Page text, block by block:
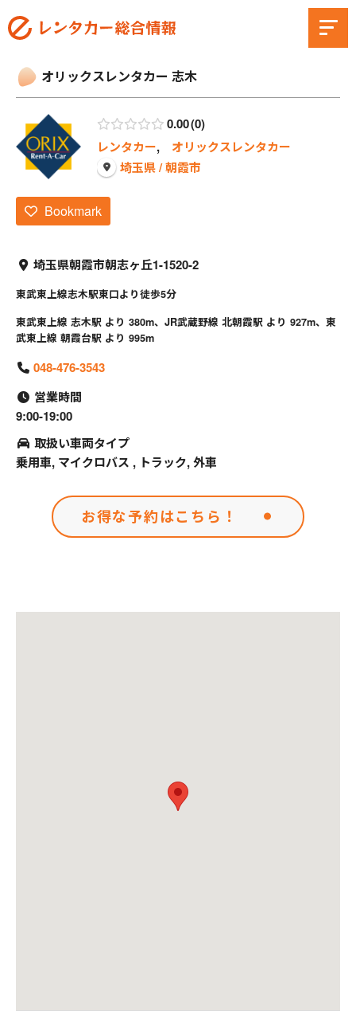
オリックスレンタカー 志木
0.00 0
レンタカー, オリックスレンタカー
埼玉県 / 朝霞市
Bookmark
埼玉県朝霞市朝志ヶ丘1-1520-2
東武東上線志木駅東口より徒歩5分
東武東上線 志木駅 より 380m、JR武蔵野線 北朝霞駅 より 927m、東
武東上線 朝霞台駅 より 995m
048-476-3543
営業時間
9:00-19:00
取扱い車両タイプ
乗用車, マイクロバス , トラック, 外車
お得な予約はこちら！